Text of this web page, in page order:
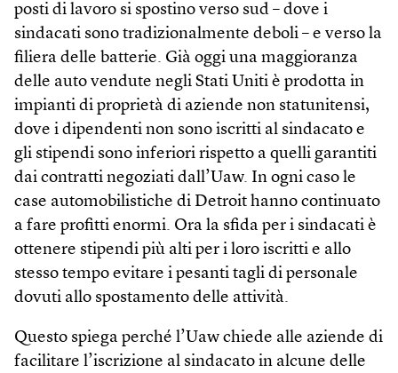
posti di lavoro si spostino verso sud – dove i
sindacati sono tradizionalmente deboli – e verso la
filiera delle batterie. Già oggi una maggioranza
delle auto vendute negli Stati Uniti è prodotta in
impianti di proprietà di aziende non statunitensi,
dove i dipendenti non sono iscritti al sindacato e
gli stipendi sono inferiori rispetto a quelli garantiti
dai contratti negoziati dall’Uaw. In ogni caso le
case automobilistiche di Detroit hanno continuato
a fare profitti enormi. Ora la sfida per i sindacati è
ottenere stipendi più alti per i loro iscritti e allo
stesso tempo evitare i pesanti tagli di personale
dovuti allo spostamento delle attività.
Questo spiega perché l’Uaw chiede alle aziende di
facilitare l’iscrizione al sindacato in alcune delle